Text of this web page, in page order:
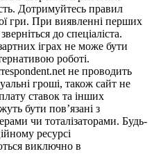
Дотримуйтесь правил
гри. При виявленні перших
до спеціаліста.
іграх не може бути
роботі.
не проводить
гроші, також сайт не
ставок та інших
бути пов’язані з
чи тоталізаторами. Будь-
ресурсі
виключно в